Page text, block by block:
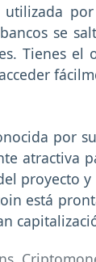
se
Tienes
por
atractiva
proyecto
está